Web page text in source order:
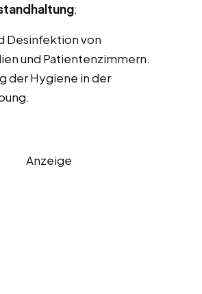
:
Desinfektion von
und Patientenzimmern.
der Hygiene in der
Anzeige